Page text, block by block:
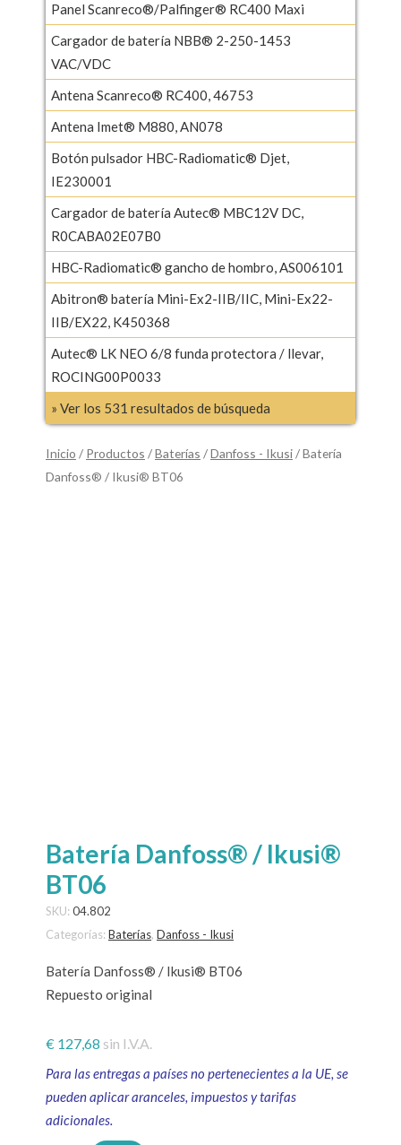
Panel Scanreco®/Palfinger® RC400 Maxi
Cargador de batería NBB® 2-250-1453
VAC/VDC
Antena Scanreco® RC400, 46753
Antena Imet® M880, AN078
Botón pulsador HBC-Radiomatic® Djet,
IE230001
Cargador de batería Autec® MBC12V DC,
R0CABA02E07B0
HBC-Radiomatic® gancho de hombro, AS006101
Abitron® batería Mini-Ex2-IIB/IIC, Mini-Ex22-
IIB/EX22, K450368
Autec® LK NEO 6/8 funda protectora / llevar,
ROCING00P0033
» Ver los 531 resultados de búsqueda
Inicio / Productos /Baterías /Danfoss - Ikusi/ Batería
Danfoss® / Ikusi® BT06
Batería Danfoss® / Ikusi®
BT06
SKU: 04.802
Categorías: Baterías, Danfoss - Ikusi
Batería Danfoss® / Ikusi® BT06
Repuesto original
€ 127,68 sin I.V.A.
Para las entregas a países no pertenecientes a la UE, se
pueden aplicar aranceles, impuestos y tarifas
adicionales.